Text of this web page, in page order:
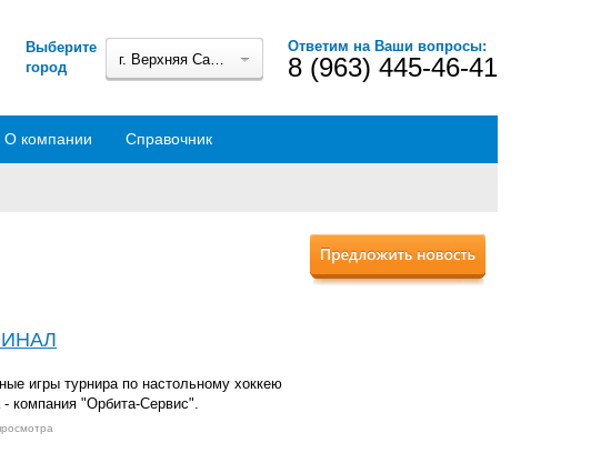
Выберите
город
г. Верхняя Салда
Ответим на Ваши вопросы:
8 (963) 445-46-41
О компании Справочник
игры турнира по настольному хоккею
компания "Орбита-Сервис".